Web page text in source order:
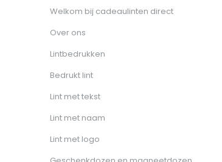
Welkom bij cadeaulinten direct
Over ons
Lintbedrukken
Bedrukt lint
Lint met tekst
Lint met naam
Lint met logo